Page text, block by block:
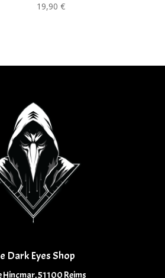
19,90€
Dark Eyes Shop
Hincmar, 51100 Reims